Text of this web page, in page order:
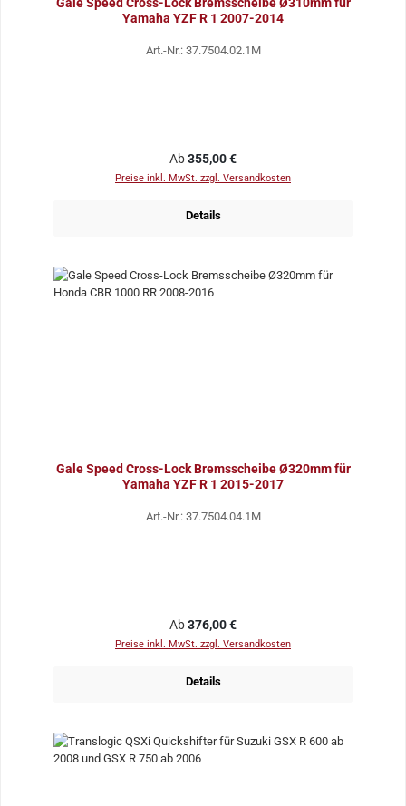
Gale Speed Cross-Lock Bremsscheibe Ø310mm für
Yamaha YZF R 1 2007-2014
Art.-Nr.: 37.7504.02.1M
Regulärer Preis:
Ab355,00 €
Preise inkl. MwSt. zzgl. Versandkosten
Details
Gale Speed Cross-Lock Bremsscheibe Ø320mm für
Yamaha YZF R 1 2015-2017
Art.-Nr.: 37.7504.04.1M
Regulärer Preis:
Ab376,00 €
Preise inkl. MwSt. zzgl. Versandkosten
Details